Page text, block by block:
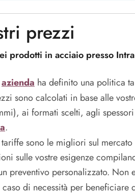
prezzi
prodotti in acciaio presso
azienda ha definito una politica
sono calcolati in base alle
ai formati scelti, agli
.
tariffe sono le migliori sul
sulle vostre esigenze
preventivo personalizzato. Non
di necessità per beneficiare